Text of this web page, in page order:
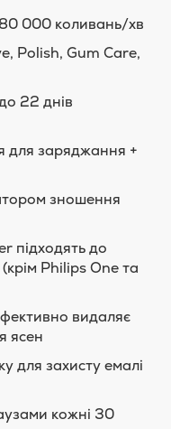
000 коливань/хв
Polish, Gum Care,
22 днів
для заряджання +
зношення
підходять до
Philips One та
видаляє
ясен
для захисту емалі
кожні 30